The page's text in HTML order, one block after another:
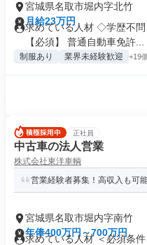
宮城県名取市堀内字北竹
月給23万円
求めている人材 ◇学歴不
【必須】 普通自動車免許...
制服あり 業界未経験歓迎 +19
正社員
中古車の法人営業
株式会社東洋車輌
営業経験者募集！高収入も可
宮城県名取市堀内字南竹
年俸400万円～700万円
求めている人材 ＜必須条